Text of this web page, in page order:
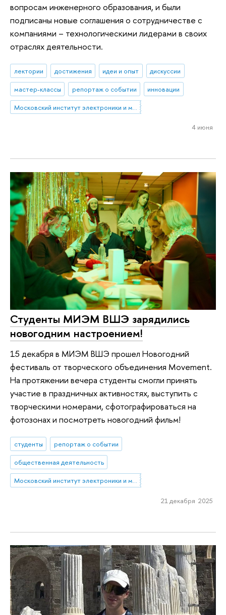
вопросам инженерного образования, и были
подписаны новые соглашения о сотрудничестве с
компаниями – технологическими лидерами в своих
отраслях деятельности.
лектории достижения идеи и опыт
дискуссии
мастер-классы
репортаж о событии
инновации
4 июня
Студенты МИЭМ ВШЭ зарядились
новогодним настроением!
15 декабря в МИЭМ ВШЭ прошел Новогодний
фестиваль от творческого объединения Movement.
На протяжении вечера студенты смогли принять
участие в праздничных активностях, выступить с
творческими номерами, сфотографироваться на
фотозонах и посмотреть новогодний фильм!
студенты
репортаж о событии
общественная деятельность
Московский институт электроники и математики им. А.Н. Тихонова
21 декабря 2025